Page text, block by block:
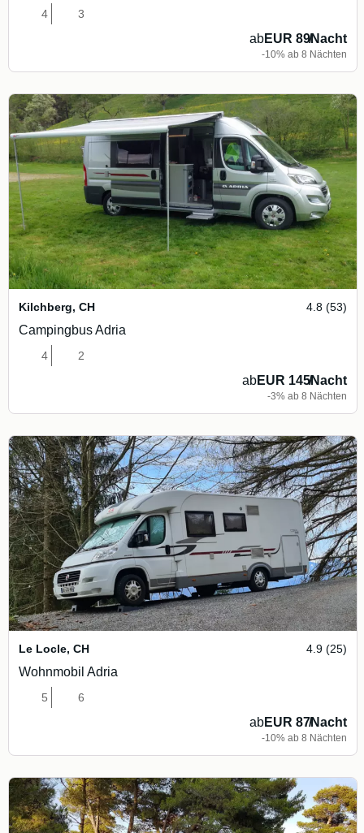
4 3
abEUR 89/Nacht
-10% ab 8 Nächten
Kilchberg, CH 4.8 (53)
Campingbus Adria
4 2
abEUR 145/Nacht
-3% ab 8 Nächten
Le Locle, CH 4.9 (25)
Wohnmobil Adria
5 6
abEUR 87/Nacht
-10% ab 8 Nächten